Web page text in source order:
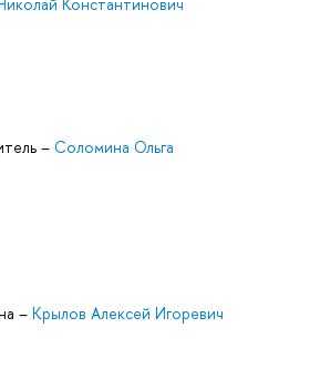
– Соломина Ольга
– Крылов Алексей Игоревич